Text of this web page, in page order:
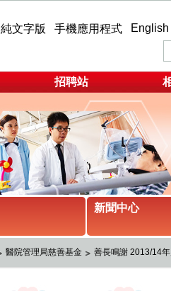
純文字版 手機應用程式 English
招聘站
新聞中心
醫院管理局慈善基金 善長鳴謝 2013/14